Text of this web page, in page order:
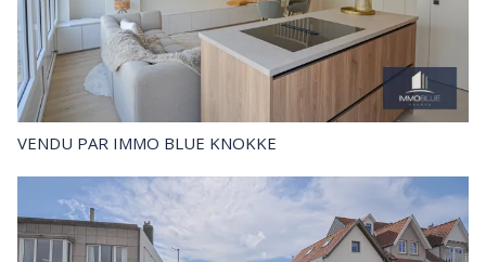
VENDU PAR IMMO BLUE KNOKKE